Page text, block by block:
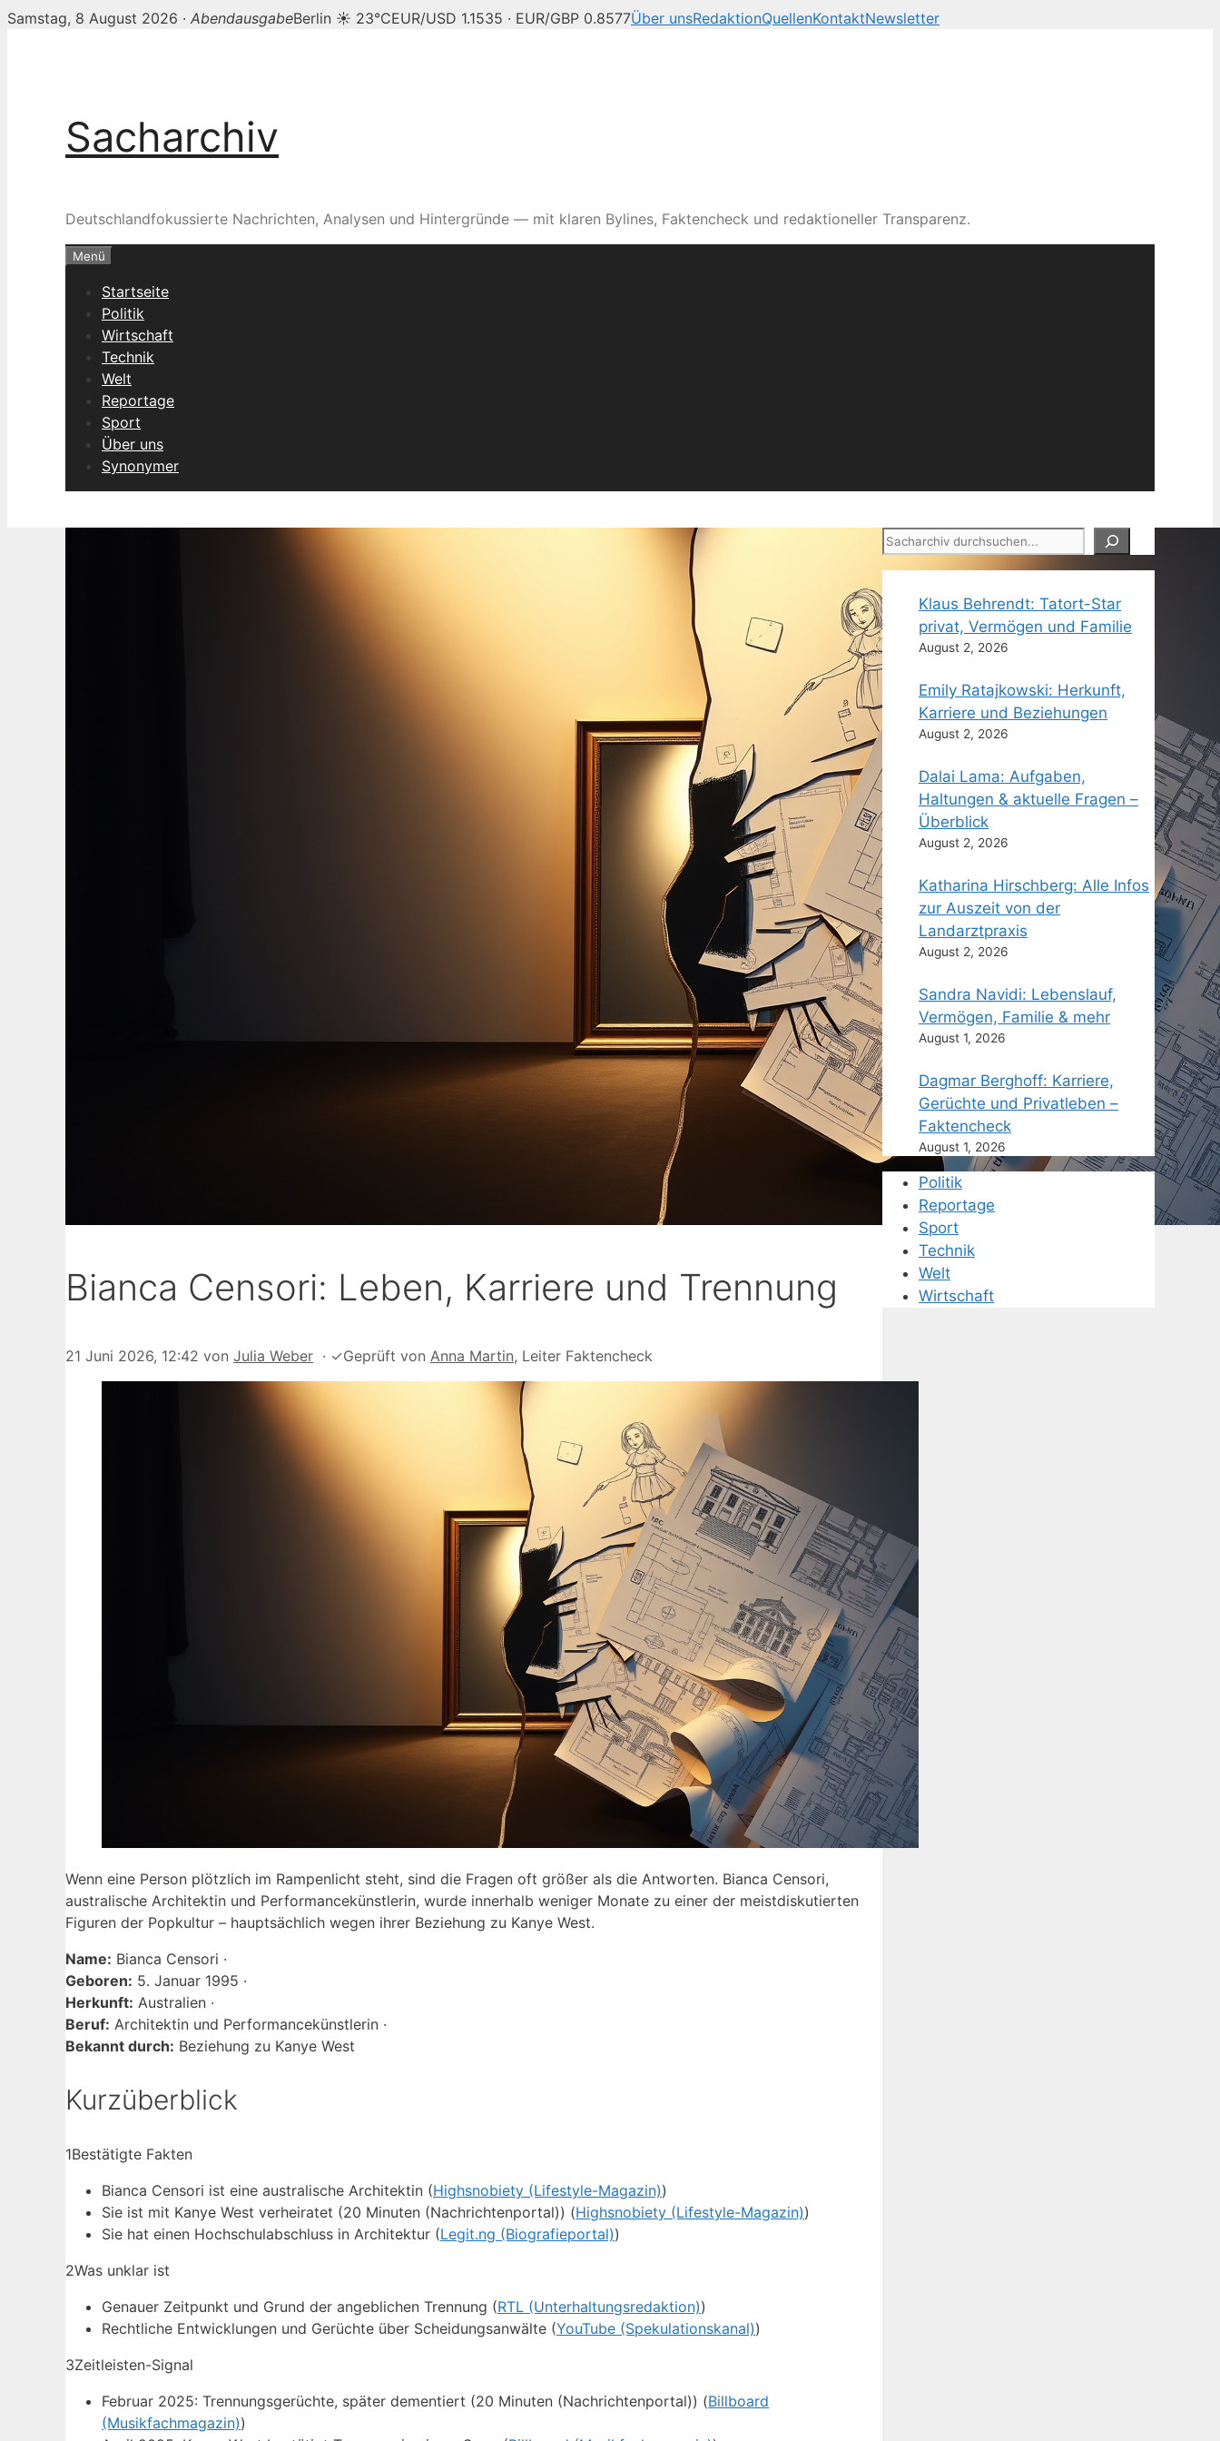
Samstag, 8 August 2026 · AbendausgabeBerlin ☀ 23°CEUR/USD 1.1535 · EUR/GBP 0.8577Über unsRedaktionQuellenKontaktNewsletter
Sacharchiv
Deutschlandfokussierte Nachrichten, Analysen und Hintergründe — mit klaren Bylines, Faktencheck und redaktioneller Transparenz.
Menü
Startseite
Politik
Wirtschaft
Technik
Welt
Reportage
Sport
Über uns
Synonymer
Bianca Censori: Leben, Karriere und Trennung
21 Juni 2026, 12:42 von Julia Weber · ✓Geprüft von Anna Martin, Leiter Faktencheck
Wenn eine Person plötzlich im Rampenlicht steht, sind die Fragen oft größer als die Antworten. Bianca Censori,
australische Architektin und Performancekünstlerin, wurde innerhalb weniger Monate zu einer der meistdiskutierten
Figuren der Popkultur – hauptsächlich wegen ihrer Beziehung zu Kanye West.
Name: Bianca Censori ·
Geboren: 5. Januar 1995 ·
Herkunft: Australien ·
Beruf: Architektin und Performancekünstlerin ·
Bekannt durch: Beziehung zu Kanye West
Kurzüberblick
1Bestätigte Fakten
Bianca Censori ist eine australische Architektin (Highsnobiety (Lifestyle-Magazin))
Sie ist mit Kanye West verheiratet (20 Minuten (Nachrichtenportal)) (Highsnobiety (Lifestyle-Magazin))
Sie hat einen Hochschulabschluss in Architektur (Legit.ng (Biografieportal))
2Was unklar ist
Genauer Zeitpunkt und Grund der angeblichen Trennung (RTL (Unterhaltungsredaktion))
Rechtliche Entwicklungen und Gerüchte über Scheidungsanwälte (YouTube (Spekulationskanal))
3Zeitleisten-Signal
Februar 2025: Trennungsgerüchte, später dementiert (20 Minuten (Nachrichtenportal)) (Billboard
(Musikfachmagazin))
Suchen
Klaus Behrendt: Tatort-Star
privat, Vermögen und Familie
August 2, 2026
Emily Ratajkowski: Herkunft,
Karriere und Beziehungen
August 2, 2026
Dalai Lama: Aufgaben,
Haltungen & aktuelle Fragen –
Überblick
August 2, 2026
Katharina Hirschberg: Alle Infos
zur Auszeit von der
Landarztpraxis
August 2, 2026
Sandra Navidi: Lebenslauf,
Vermögen, Familie & mehr
August 1, 2026
Dagmar Berghoff: Karriere,
Gerüchte und Privatleben –
Faktencheck
August 1, 2026
Politik
Reportage
Sport
Technik
Welt
Wirtschaft